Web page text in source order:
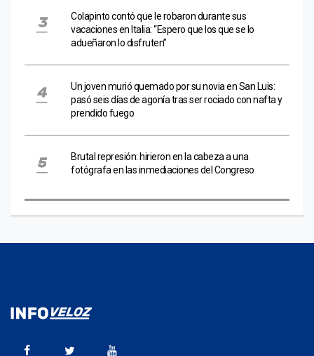
Colapinto contó que le robaron durante sus
vacaciones en Italia: “Espero que los que se lo
adueñaron lo disfruten”
Un joven murió quemado por su novia en San Luis:
pasó seis días de agonía tras ser rociado con nafta y
prendido fuego
Brutal represión: hirieron en la cabeza a una
fotógrafa en las inmediaciones del Congreso